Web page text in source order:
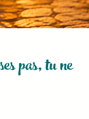
pas, tu ne